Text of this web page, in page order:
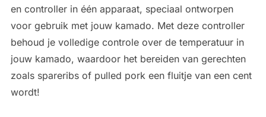
en controller in één apparaat, speciaal ontworpen
voor gebruik met jouw kamado. Met deze controller
behoud je volledige controle over de temperatuur in
jouw kamado, waardoor het bereiden van gerechten
zoals spareribs of pulled pork een fluitje van een cent
wordt!